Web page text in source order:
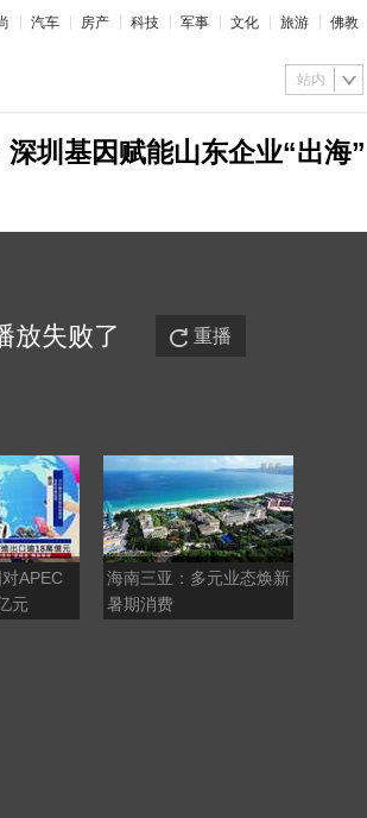
汽车 房产 科技 军事 文化 旅游 佛教
站内
圳基因赋能山东企业“出海”
放失败了 重播
APEC
元
海南三亚：多元业态焕新
暑期消费